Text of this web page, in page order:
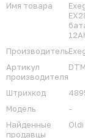
Имя товара
Производитель
Артикул
производителя
Штрихкод
Модель
-
Найденные
продавцы
Oldi